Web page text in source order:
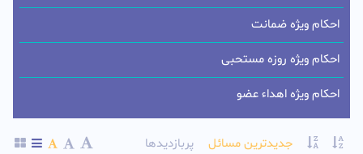
جدیدترین مسائل پربازدیدها
احکام ویژه ضمانت
احکام ویژه روزه مستحبی
احکام ویژه اهداء عضو